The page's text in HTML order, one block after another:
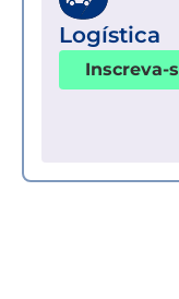
Logística
Inscreva-